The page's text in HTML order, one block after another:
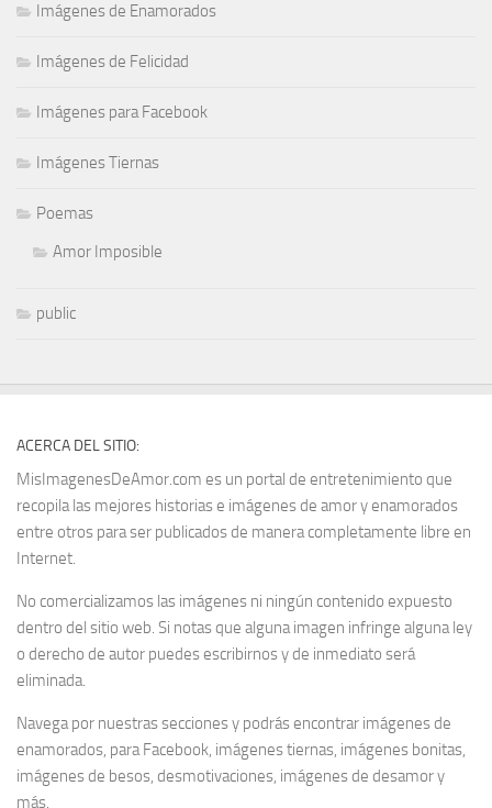
Imágenes de Enamorados
Imágenes de Felicidad
Imágenes para Facebook
Imágenes Tiernas
Poemas
Amor Imposible
public
ACERCA DEL SITIO:
MisImagenesDeAmor.com es un portal de entretenimiento que
recopila las mejores historias e imágenes de amor y enamorados
entre otros para ser publicados de manera completamente libre en
Internet.
No comercializamos las imágenes ni ningún contenido expuesto
dentro del sitio web. Si notas que alguna imagen infringe alguna ley
o derecho de autor puedes escribirnos y de inmediato será
eliminada.
Navega por nuestras secciones y podrás encontrar imágenes de
enamorados, para Facebook, imágenes tiernas, imágenes bonitas,
imágenes de besos, desmotivaciones, imágenes de desamor y
más.